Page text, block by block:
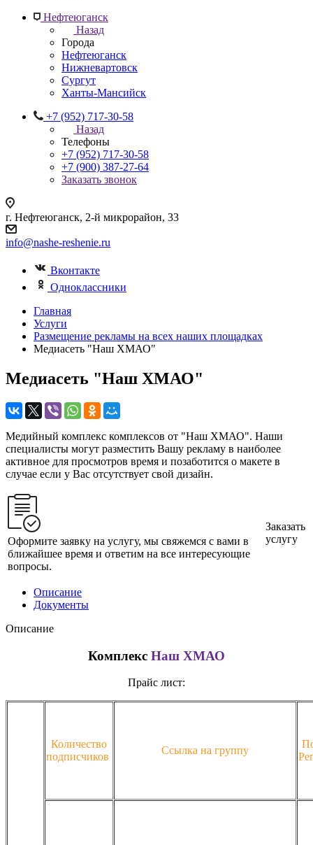
Нефтеюганск
Назад
Города
Нефтеюганск
Нижневартовск
Сургут
Ханты-Мансийск
+7 (952) 717-30-58
Назад
Телефоны
+7 (952) 717-30-58
+7 (900) 387-27-64
Заказать звонок
г. Нефтеюганск, 2-й микрорайон, 33
info@nashe-reshenie.ru
Вконтакте
Одноклассники
Главная
Услуги
Размещение рекламы на всех наших площадках
Медиасеть "Наш ХМАО"
Медиасеть "Наш ХМАО"
Медийный комплекс комплексов от "Наш ХМАО". Наши
специалисты могут разместить Вашу рекламу в наиболее
активное для просмотров время и позаботится о макете в
случае если у Вас отсутствует свой дизайн.
Оформите заявку на услугу, мы свяжемся с вами в
ближайшее время и ответим на все интересующие
вопросы.
Заказать
услугу
Описание
Документы
Описание
Комплекс Наш ХМАО
Прайс лист:
Количество
подписчиков
Ссылка на группу